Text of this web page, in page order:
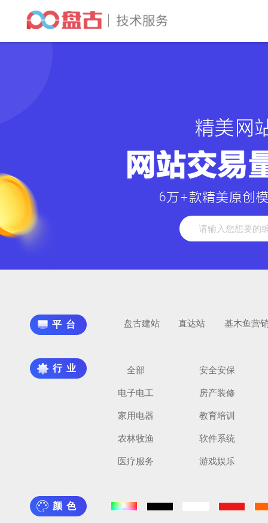
平台 盘古建站 直达站 基木鱼营
行业 全部
安全安保
电子电工
房产装修
家用电器
教育培训
农林牧渔
软件系统
医疗服务
游戏娱乐
颜色